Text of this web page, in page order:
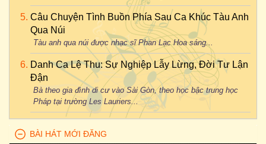
Câu Chuyện Tình Buồn Phía Sau Ca Khúc Tàu Anh
Qua Núi
Tàu anh qua núi được nhạc sĩ Phan Lạc Hoa sáng...
Danh Ca Lệ Thu: Sự Nghiệp Lẫy Lừng, Đời Tư Lận
Đận
Bà theo gia đình di cư vào Sài Gòn, theo học bậc trung học
Pháp tại trường Les Lauriers...
BÀI HÁT MỚI ĐĂNG